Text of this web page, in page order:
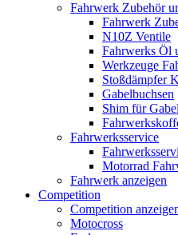
Fahrwerk Zubehör
Fahrwerk
N10Z Ventile
Fahrwerks Öl
Werkzeuge
Stoßdämpfer
Gabelbuchsen
Shim für
Fahrwerksservice
Motorrad
Fahrwerk anzeigen
Competition
Competition
Motocross